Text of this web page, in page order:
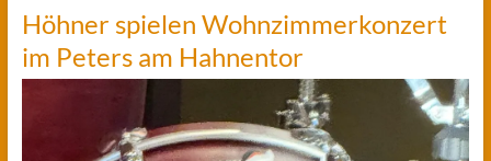
Höhner spielen Wohnzimmerkonzert
im Peters am Hahnentor